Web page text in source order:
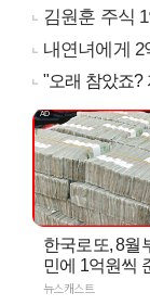
김원훈 주식
내연녀에게
"오래 참았죠?
한국로또, 8월
민에 1억원씩
뉴스캐스트